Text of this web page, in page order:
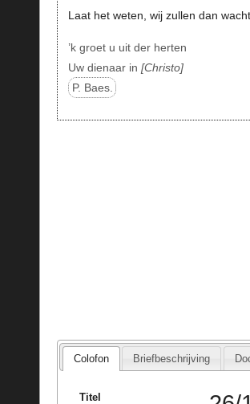
Laat het weten, wij zullen dan
’k groet u uit der herten
Uw dienaar in Christo
P. Baes.
Colofon Briefbeschrijving
Titel